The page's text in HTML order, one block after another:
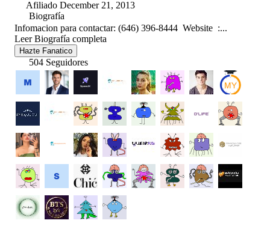
Afiliado December 21, 2013
Biografía
Infomacion para contactar: (646) 396-8444 Website :...
Leer Biografía completa
Hazte Fanatico
504 Seguidores